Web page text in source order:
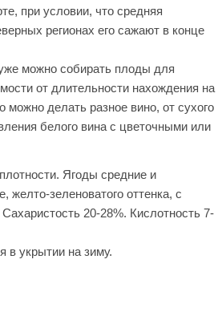
при условии, что средняя
регионах его сажают в конце
можно собирать плоды для
от длительности нахождения на
можно делать разное вино, от сухого
белого вина с цветочными или
Ягоды средние и
желто-зеленоватого оттенка, с
20-28%. Кислотность 7-
в укрытии на зиму.